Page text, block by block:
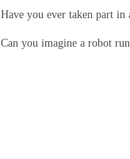
Have you ever taken part in
Can you imagine a robot